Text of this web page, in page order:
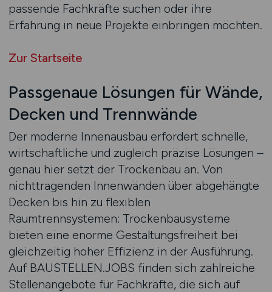
passende Fachkräfte suchen oder ihre
Erfahrung in neue Projekte einbringen möchten.
Zur Startseite
Passgenaue Lösungen für Wände,
Decken und Trennwände
Der moderne Innenausbau erfordert schnelle,
wirtschaftliche und zugleich präzise Lösungen –
genau hier setzt der Trockenbau an. Von
nichttragenden Innenwänden über abgehängte
Decken bis hin zu flexiblen
Raumtrennsystemen: Trockenbausysteme
bieten eine enorme Gestaltungsfreiheit bei
gleichzeitig hoher Effizienz in der Ausführung.
Auf BAUSTELLEN.JOBS finden sich zahlreiche
Stellenangebote für Fachkräfte, die sich auf